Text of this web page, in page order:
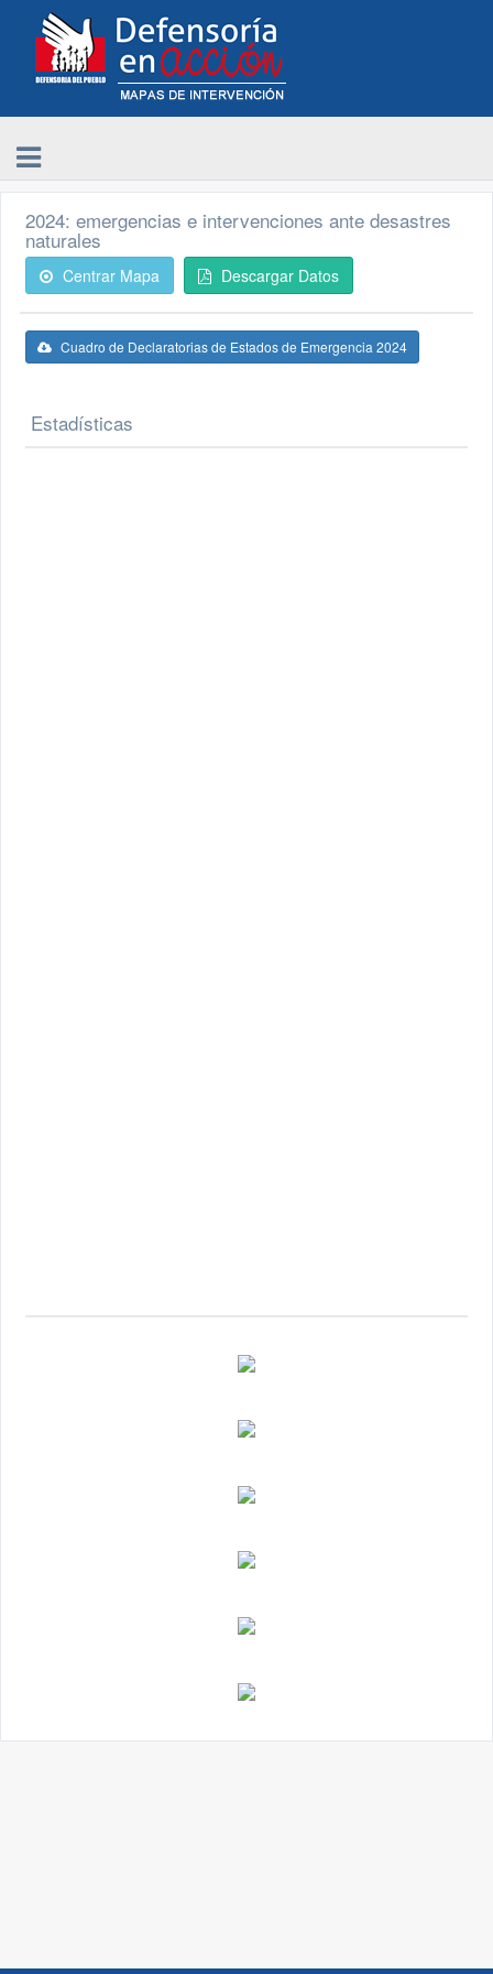
2024: emergencias e intervenciones ante desastres
naturales
Centrar Mapa Descargar Datos
Cuadro de Declaratorias de Estados de Emergencia 2024
Estadísticas